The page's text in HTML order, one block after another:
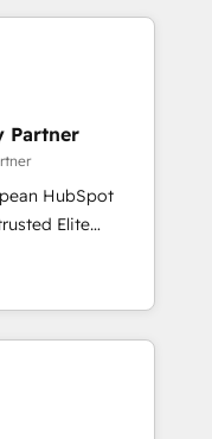
results.
your
HubSpot
teams to be
using
Partner
HubSpot
a roadmap on
we
and minimize
expertise to